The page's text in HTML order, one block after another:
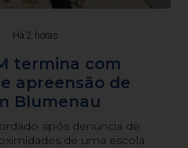
Há 2 horas
termina com
apreensão de
Blumenau
após denúncia de
de uma escola.